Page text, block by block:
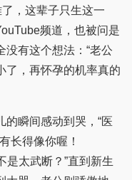
，这辈子只生这一
频道，也被问是
有这个想法：“老公
了，再怀孕的机率真的
瞬间感动到哭，“医
长得像你喔！
是太武断？”直到新生